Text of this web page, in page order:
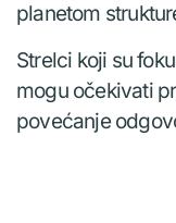
planetom
Strelci koji su
mogu očekivati
povećanje